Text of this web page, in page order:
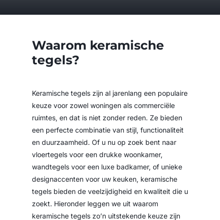
Waarom keramische
tegels?
Keramische tegels zijn al jarenlang een populaire
keuze voor zowel woningen als commerciële
ruimtes, en dat is niet zonder reden. Ze bieden
een perfecte combinatie van stijl, functionaliteit
en duurzaamheid. Of u nu op zoek bent naar
vloertegels voor een drukke woonkamer,
wandtegels voor een luxe badkamer, of unieke
designaccenten voor uw keuken, keramische
tegels bieden de veelzijdigheid en kwaliteit die u
zoekt. Hieronder leggen we uit waarom
keramische tegels zo’n uitstekende keuze zijn